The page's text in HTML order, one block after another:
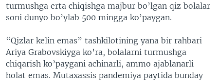
turmushga erta chiqishga majbur bo’lgan qiz bolalar
soni dunyo bo’ylab 500 mingga ko’paygan.
“Qizlar kelin emas” tashkilotining yana bir rahbari
Ariya Grabovskiyga ko’ra, bolalarni turmushga
chiqarish ko’paygani achinarli, ammo ajablanarli
holat emas. Mutaxassis pandemiya paytida bunday